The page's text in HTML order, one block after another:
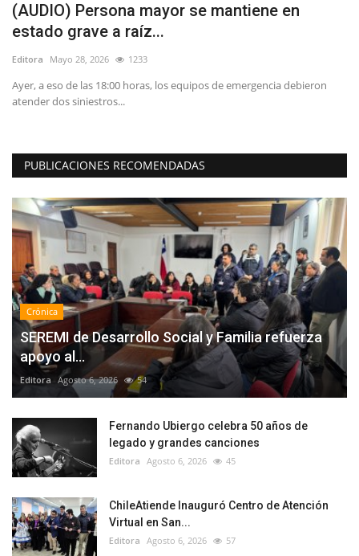
(AUDIO) Persona mayor se mantiene en
estado grave a raíz...
Editora Mayo 28, 2026 1233
Ayer, a eso de las 18:00 horas, los equipos de emergencia debieron
atender dos siniestros...
PUBLICACIONES RECOMENDADAS
Crónica
SEREMI de Desarrollo Social y Familia refuerza
apoyo al...
Editora Agosto 6, 2026 54
Fernando Ubiergo celebra 50 años de
legado y grandes canciones
Editora Agosto 6, 2026 45
ChileAtiende Inauguró Centro de Atención
Virtual en San...
Editora Agosto 6, 2026 57